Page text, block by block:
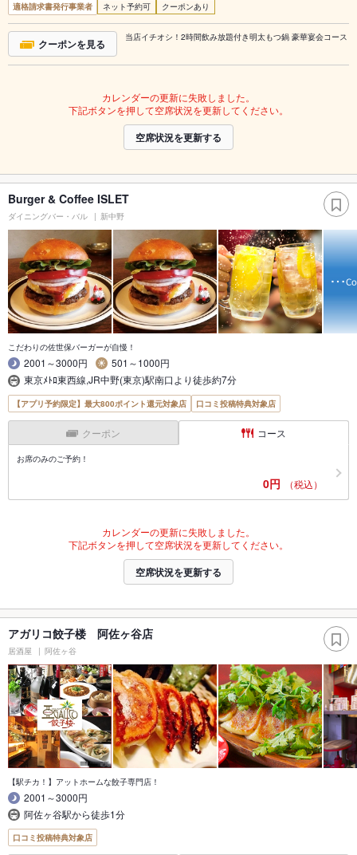
適格請求書発行事業者
ネット予約可 クーポンあり
クーポンを見る 当店イチオシ！2時間飲み放題付き明太もつ鍋 豪華宴会コース
カレンダーの更新に失敗しました。
下記ボタンを押して空席状況を更新してください。
空席状況を更新する
Burger & Coffee ISLET
ダイニングバー・バル 新中野
こだわりの佐世保バーガーが自慢！
2001～3000円
501～1000円
東京ﾒﾄﾛ東西線,JR中野(東京)駅南口より徒歩約7分
【アプリ予約限定】最大800ポイント還元対象店 口コミ投稿特典対象店
クーポン コース
お席のみのご予約！
0円 （税込）
カレンダーの更新に失敗しました。
下記ボタンを押して空席状況を更新してください。
空席状況を更新する
アガリコ餃子楼 阿佐ヶ谷店
居酒屋 阿佐ヶ谷
【駅チカ！】アットホームな餃子専門店！
2001～3000円
阿佐ヶ谷駅から徒歩1分
口コミ投稿特典対象店